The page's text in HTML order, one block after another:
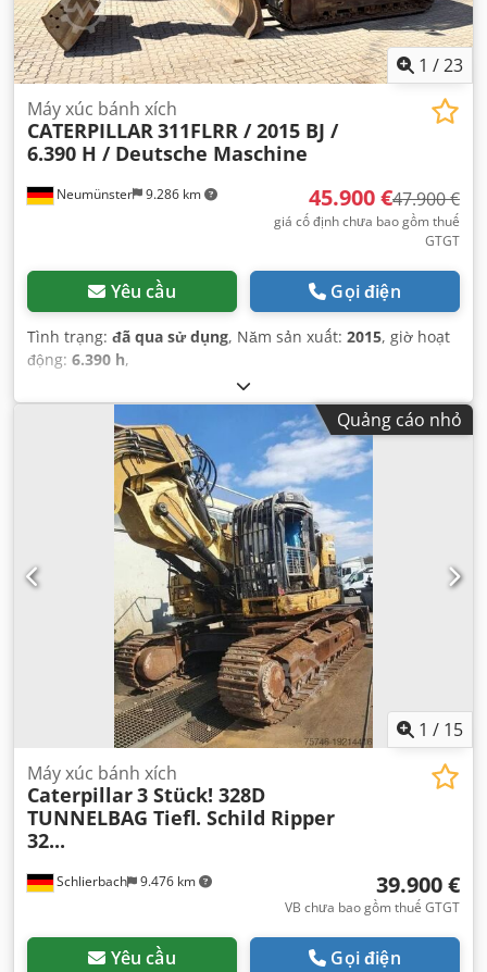
1 /23
Neumünster 9.286 km
Máy xúc bánh xích
CATERPILLAR311FLRR / 2015 BJ /
6.390 H / Deutsche Maschine
45.900 €47.900 €
giá cố định chưa bao gồm thuế
GTGT
Yêu cầu Gọi điện
Tình trạng: đã qua sử dụng, Năm sản xuất: 2015, giờ hoạt
động: 6.390 h,
Quảng cáo nhỏ
1 / 15
Schlierbach 9.476 km
Máy xúc bánh xích
Caterpillar3 Stück! 328D
TUNNELBAG Tiefl. Schild Ripper
32...
39.900 €
VB chưa bao gồm thuế GTGT
Yêu cầu Gọi điện